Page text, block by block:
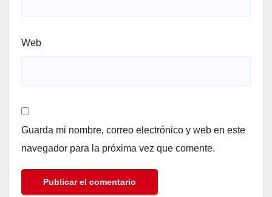
Web
Guarda mi nombre, correo electrónico y web en este
navegador para la próxima vez que comente.